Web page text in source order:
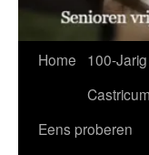
Home
100-
Castricum
Eens proberen